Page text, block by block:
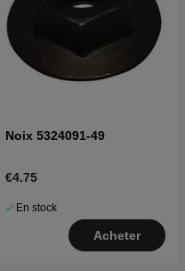
Noix 5324091-49
€4.75
En stock
Acheter